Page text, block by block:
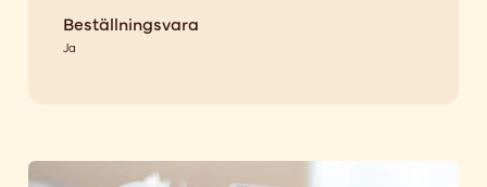
Beställningsvara
Ja